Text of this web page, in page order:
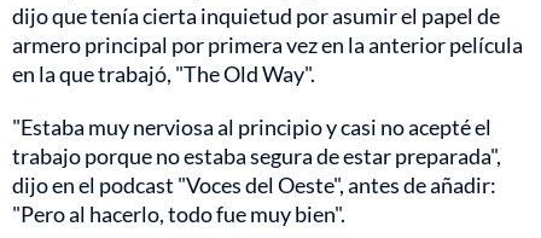
dijo que tenía cierta inquietud por asumir el papel de
armero principal por primera vez en la anterior película
en la que trabajó, "The Old Way".
"Estaba muy nerviosa al principio y casi no acepté el
trabajo porque no estaba segura de estar preparada",
dijo en el podcast "Voces del Oeste", antes de añadir:
"Pero al hacerlo, todo fue muy bien".